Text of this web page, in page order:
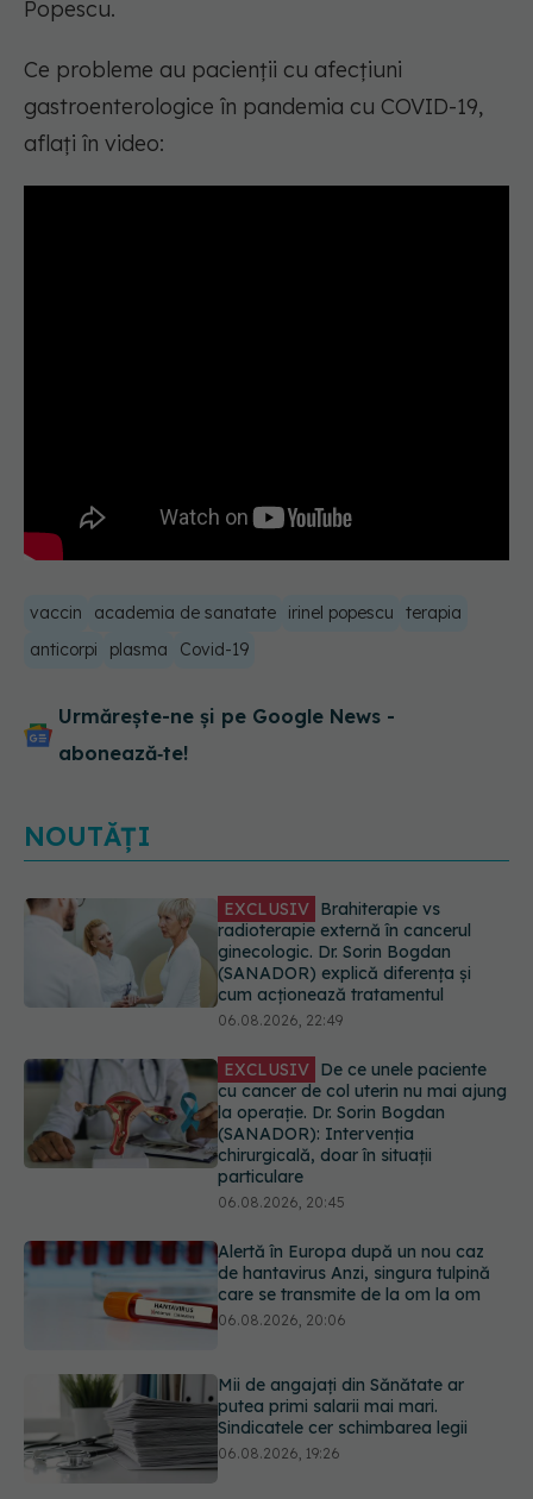
Popescu.
Ce probleme au pacienții cu afecțiuni
gastroenterologice în pandemia cu COVID-19,
aflați în video:
vaccin academia de sanatate irinel popescu
terapia
anticorpi
plasma Covid-19
Urmărește-ne și pe Google News -
abonează‑te!
NOUTĂȚI
EXCLUSIV De ce unele paciente
cu cancer de col uterin nu mai ajung
la operație. Dr. Sorin Bogdan
(SANADOR): Intervenția
chirurgicală, doar în situații
particulare
06.08.2026, 20:45
Alertă în Europa după un nou caz
de hantavirus Anzi, singura tulpină
care se transmite de la om la om
06.08.2026, 20:06
putea primi salarii mai mari.
Sindicatele cer schimbarea legii
06.08.2026, 19:26
care pot fi tratate fără operație. Dr.
Sorin Bogdan (SANADOR): Chirurgia
este indicată doar punctual, pentru
anumite categorii de paciente